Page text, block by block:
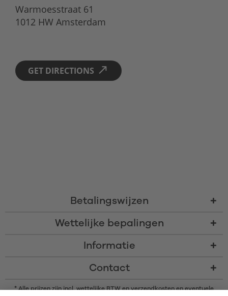
Warmoesstraat 61
1012 HW Amsterdam
GET DIRECTIONS
Betalingswijzen
Wettelijke bepalingen
Informatie
Contact
* Alle prijzen zijn incl. wettelijke BTW en verzendkosten en eventuele